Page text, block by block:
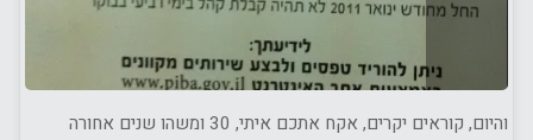
והיום, קוראים יקרים, אקח אתכם איתי, 30 ומשהו שנים אחורה